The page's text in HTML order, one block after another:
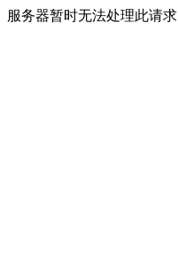
服务器暂时无法处理此请求